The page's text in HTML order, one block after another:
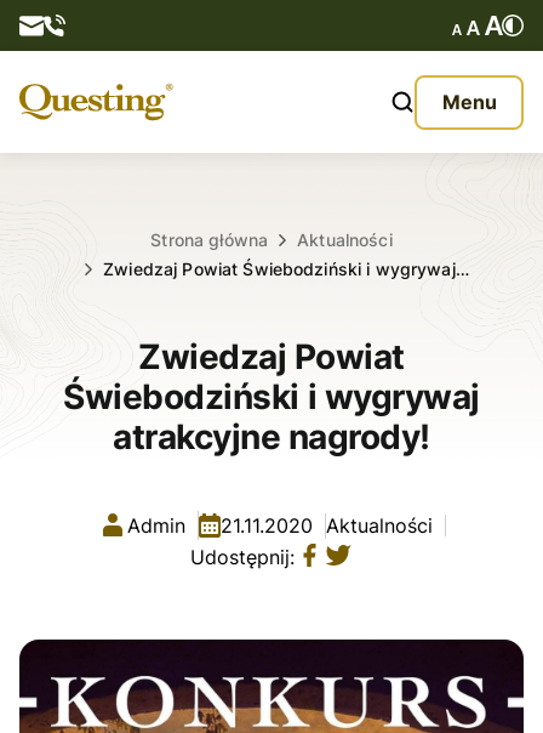
Menu
O nas
Kontakt
Strona główna
Aktualności
Zwiedzaj Powiat Świebodziński i wygrywaj…
Zwiedzaj Powiat
Świebodziński i wygrywaj
atrakcyjne nagrody!
Admin 21.11.2020 Aktualności
Udostępnij: